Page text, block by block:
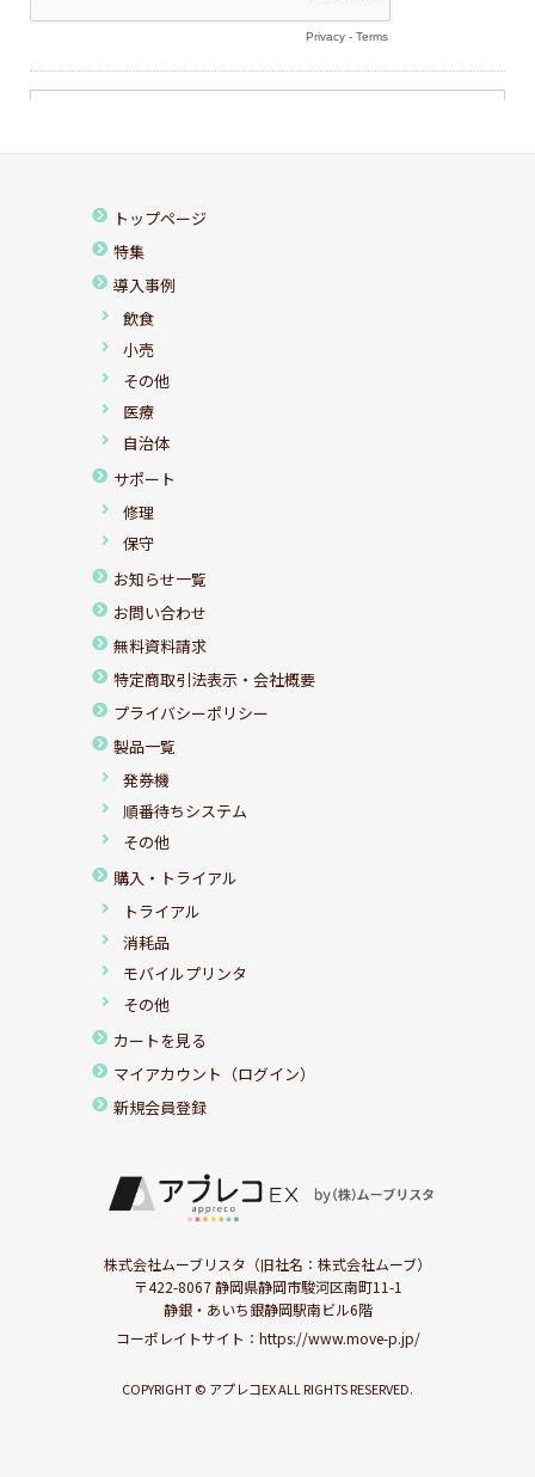
トップページ
特集
導入事例
飲食
小売
その他
医療
自治体
サポート
修理
保守
お知らせ一覧
お問い合わせ
無料資料請求
特定商取引法表示・会社概要
プライバシーポリシー
製品一覧
発券機
順番待ちシステム
その他
購入・トライアル
トライアル
消耗品
モバイルプリンタ
その他
カートを見る
マイアカウント（ログイン）
新規会員登録
株式会社ムーブリスタ（旧社名：株式会社ムーブ）
〒422-8067 静岡県静岡市駿河区南町11-1
静銀・あいち銀静岡駅南ビル6階
コーポレイトサイト： https://www.move-p.jp/
COPYRIGHT © アプレコEX ALL RIGHTS RESERVED.